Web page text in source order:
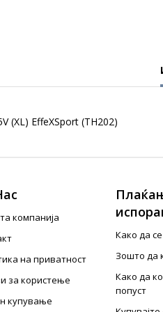
(XL) EffeXSport (TH202)
компанија
на приватност
за користење
купување
Како да
Зошто да
Како да
попуст